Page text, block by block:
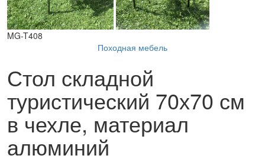
MG-T408
Походная мебель
Стол складной
туристический 70х70 см
в чехле, материал
алюминий